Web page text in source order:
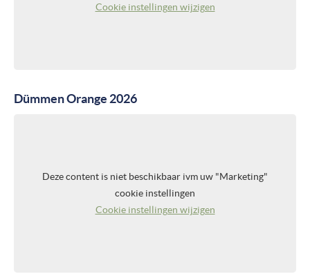
Cookie instellingen wijzigen
Dümmen Orange 2026
Deze content is niet beschikbaar ivm uw "Marketing"
cookie instellingen
Cookie instellingen wijzigen